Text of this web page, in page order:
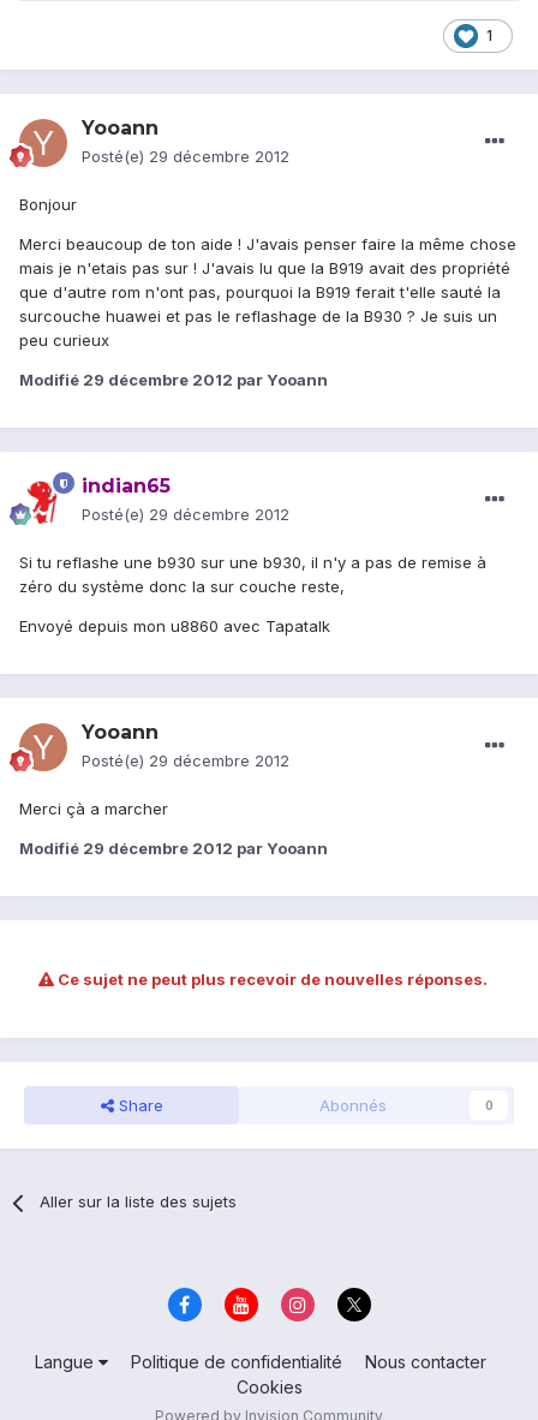
1
Yooann
Posté(e) 29 décembre 2012
Bonjour
Merci beaucoup de ton aide ! J'avais penser faire la même chose
mais je n'etais pas sur ! J'avais lu que la B919 avait des propriété
que d'autre rom n'ont pas, pourquoi la B919 ferait t'elle sauté la
surcouche huawei et pas le reflashage de la B930 ? Je suis un
peu curieux
Modifié 29 décembre 2012 par Yooann
indian65
Posté(e) 29 décembre 2012
Si tu reflashe une b930 sur une b930, il n'y a pas de remise à
zéro du système donc la sur couche reste,
Envoyé depuis mon u8860 avec Tapatalk
Yooann
Posté(e) 29 décembre 2012
Merci çà a marcher
Modifié 29 décembre 2012 par Yooann
Ce sujet ne peut plus recevoir de nouvelles réponses.
Share Abonnés 0
Aller sur la liste des sujets
Langue Politique de confidentialité
Nous contacter
Cookies
Powered by Invision Community